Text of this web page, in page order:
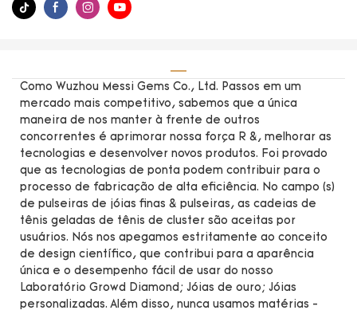
Como Wuzhou Messi Gems Co., Ltd. Passos em um
mercado mais competitivo, sabemos que a única
maneira de nos manter à frente de outros
concorrentes é aprimorar nossa força R &, melhorar as
tecnologias e desenvolver novos produtos. Foi provado
que as tecnologias de ponta podem contribuir para o
processo de fabricação de alta eficiência. No campo (s)
de pulseiras de jóias finas & pulseiras, as cadeias de
tênis geladas de tênis de cluster são aceitas por
usuários. Nós nos apegamos estritamente ao conceito
de design científico, que contribui para a aparência
única e o desempenho fácil de usar do nosso
Laboratório Growd Diamond; Jóias de ouro; Jóias
personalizadas. Além disso, nunca usamos matérias -